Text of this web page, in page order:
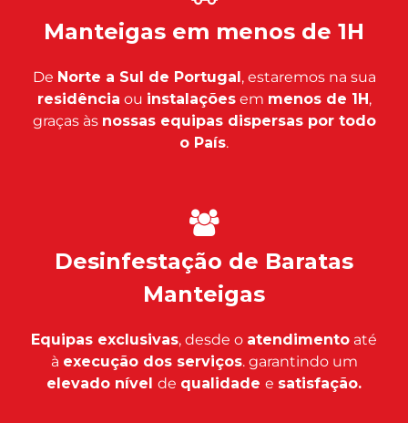
Manteigas em menos de 1H
De Norte a Sul de Portugal, estaremos na sua
residência ou instalaçõesem menos de 1H,
graças às nossas equipas dispersas por todo
o País.
Desinfestação de Baratas
Manteigas
Equipas exclusivas, desde o atendimento até
à execução dos serviços. garantindo um
elevado nível de qualidade e satisfação.